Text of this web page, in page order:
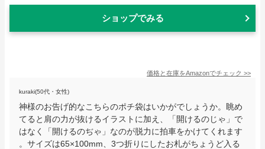
ショップでみる
価格と在庫をAmazonでチェック >>
kuraki(50代・女性)
神様のお告げ的なこちらのポチ袋はいかがでしょうか。眺め
てると肩の力が抜けるイラストに加え、「開けるのじゃ」で
はなく「開けるのぢゃ」なのが脱力に拍車をかけてくれます
。サイズは65×100mm、3つ折りにしたお札がちょうど入る